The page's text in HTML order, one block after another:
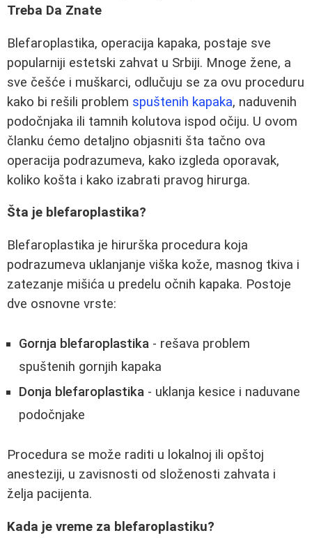
Treba Da Znate
Blefaroplastika, operacija kapaka, postaje sve
popularniji estetski zahvat u Srbiji. Mnoge žene, a
sve češće i muškarci, odlučuju se za ovu proceduru
kako bi rešili problem spuštenih kapaka, naduvenih
podočnjaka ili tamnih kolutova ispod očiju. U ovom
članku ćemo detaljno objasniti šta tačno ova
operacija podrazumeva, kako izgleda oporavak,
koliko košta i kako izabrati pravog hirurga.
Šta je blefaroplastika?
Blefaroplastika je hirurška procedura koja
podrazumeva uklanjanje viška kože, masnog tkiva i
zatezanje mišića u predelu očnih kapaka. Postoje
dve osnovne vrste:
Gornja blefaroplastika - rešava problem
spuštenih gornjih kapaka
Donja blefaroplastika - uklanja kesice i naduvane
podočnjake
Procedura se može raditi u lokalnoj ili opštoj
anesteziji, u zavisnosti od složenosti zahvata i
želja pacijenta.
Kada je vreme za blefaroplastiku?